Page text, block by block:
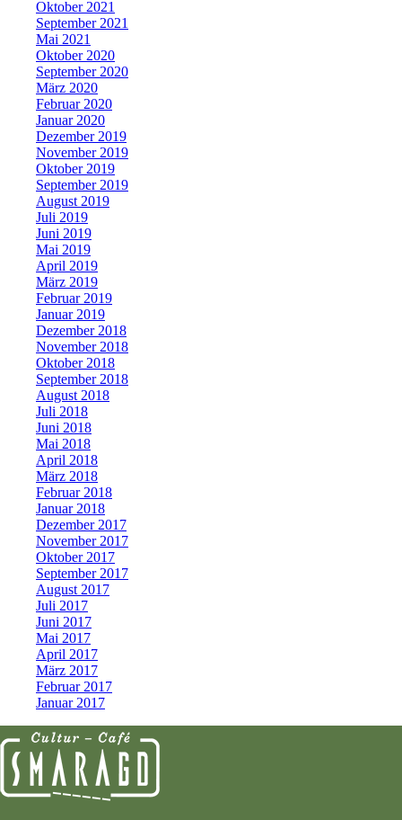
Oktober 2021
September 2021
Mai 2021
Oktober 2020
September 2020
März 2020
Februar 2020
Januar 2020
Dezember 2019
November 2019
Oktober 2019
September 2019
August 2019
Juli 2019
Juni 2019
Mai 2019
April 2019
März 2019
Februar 2019
Januar 2019
Dezember 2018
November 2018
Oktober 2018
September 2018
August 2018
Juli 2018
Juni 2018
Mai 2018
April 2018
März 2018
Februar 2018
Januar 2018
Dezember 2017
November 2017
Oktober 2017
September 2017
August 2017
Juli 2017
Juni 2017
Mai 2017
April 2017
März 2017
Februar 2017
Januar 2017